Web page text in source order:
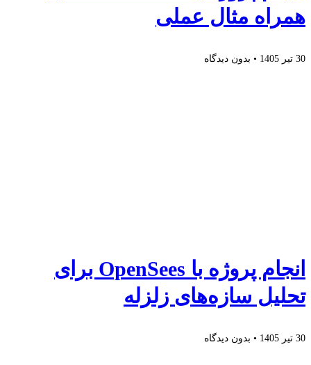
همراه مثال عملی
30 تیر 1405 بدون دیدگاه
انجام پروژه با OpenSees برای
تحلیل سازه‌های زلزله
30 تیر 1405 بدون دیدگاه